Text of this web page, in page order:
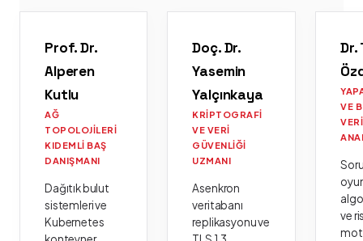
Prof. Dr.
Alperen
Kutlu
AĞ
TOPOLOJILERI
KIDEMLI BAŞ
DANIŞMANI
Dağıtık bulut
sistemleri ve
Kubernetes
Doç. Dr.
Yasemin
Yalçınkaya
KRIPTOGRAFI
VE VERI
GÜVENLIĞI
UZMANI
Asenkron
veritabanı
replikasyonu ve
Dr.
VE
VERI
ve